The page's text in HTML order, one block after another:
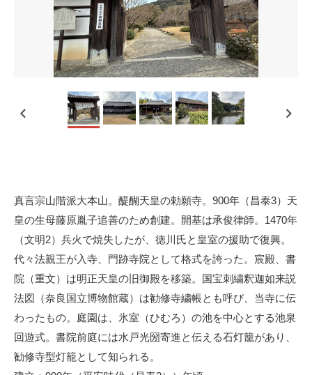
真言宗山階派大本山。醍醐天皇の勅願寺。900年（昌泰3）天
皇の生母藤原胤子追善のため創建。開基は承俊律師。1470年
（文明2）兵火で焼失したが、徳川氏と皇室の援助で復興。
代々法親王が入寺、門跡寺院として格式を誇った。宸殿、書
院（重文）は明正天皇の旧御殿を移築。国宝刺繍釈迦如来説
法図（奈良国立博物館蔵）は勧修寺繍帳とも呼び、当寺に伝
わったもの。庭園は、氷室（ひむろ）の池を中心とする池泉
回遊式。書院前庭には水戸光圀寄進と伝える石灯籠があり、
勧修寺型灯籠として知られる。